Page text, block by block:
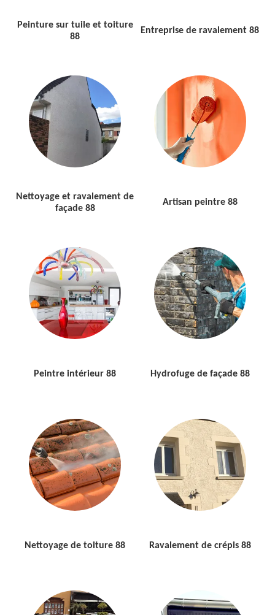
Peinture sur tuile et toiture
88
Entreprise de ravalement 88
Nettoyage et ravalement de
façade 88
Artisan peintre 88
Peintre intérieur 88 Hydrofuge de façade 88
Nettoyage de toiture 88 Ravalement de crépis 88